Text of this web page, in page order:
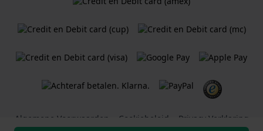
Algemene Voorwaarden Cookiebeleid Privacy Verklaring